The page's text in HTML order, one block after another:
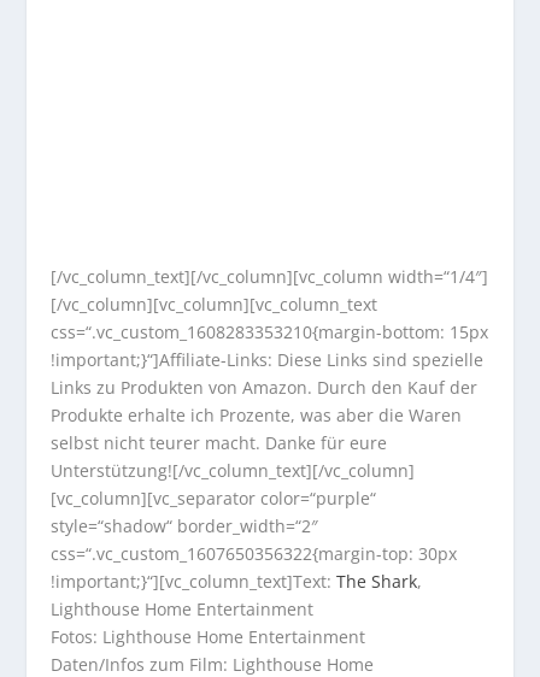
[/vc_column_text][/vc_column][vc_column width=“1/4″]
[/vc_column][vc_column][vc_column_text
css=“.vc_custom_1608283353210{margin-bottom: 15px
!important;}“]Affiliate-Links: Diese Links sind spezielle
Links zu Produkten von Amazon. Durch den Kauf der
Produkte erhalte ich Prozente, was aber die Waren
selbst nicht teurer macht. Danke für eure
Unterstützung![/vc_column_text][/vc_column]
[vc_column][vc_separator color=“purple“
style=“shadow“ border_width=“2″
css=“.vc_custom_1607650356322{margin-top: 30px
!important;}“][vc_column_text]Text:The Shark,
Lighthouse Home Entertainment
Fotos: Lighthouse Home Entertainment
Daten/Infos zum Film: Lighthouse Home